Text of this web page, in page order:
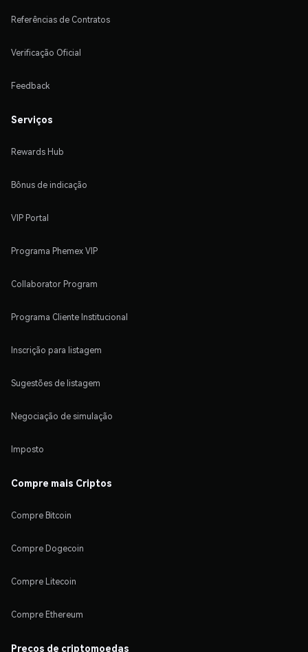
Referências de Contratos
Verificação Oficial
Feedback
Serviços
Rewards Hub
Bônus de indicação
VIP Portal
Programa Phemex VIP
Collaborator Program
Programa Cliente Institucional
Inscrição para listagem
Sugestões de listagem
Negociação de simulação
Imposto
Compre mais Criptos
Compre Bitcoin
Compre Dogecoin
Compre Litecoin
Compre Ethereum
Preços de criptomoedas